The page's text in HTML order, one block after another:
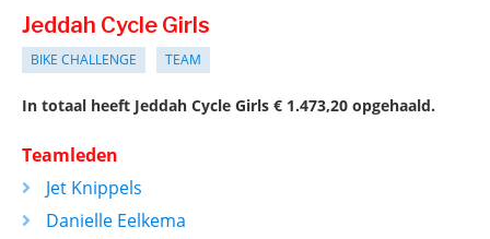
Jeddah Cycle Girls
BIKE CHALLENGE TEAM
In totaal heeft Jeddah Cycle Girls € 1.473,20 opgehaald.
Teamleden
Jet Knippels
Danielle Eelkema